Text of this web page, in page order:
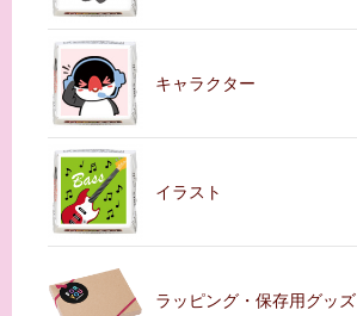
キャラクター
イラスト
ラッピング・保存用グッズ